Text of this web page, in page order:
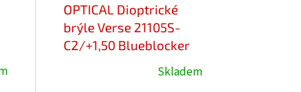
OPTICAL Dioptrické
brýle Verse 21105S-
C2/+1,50 Blueblocker
Skladem